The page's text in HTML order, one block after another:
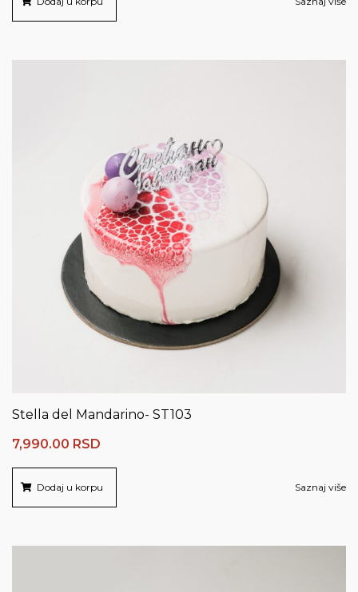
Stella del Mandarino- ST103
7,990.00 RSD
Dodaj u korpu Saznaj više